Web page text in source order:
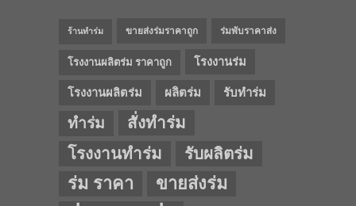
ร้านทำร่ม ขายส่งร่มราคาถูก ร่มพับราคาส่ง
โรงงานผลิตร่ม ราคาถูก โรงงานร่ม
โรงงานผลิตร่ม ผลิตร่ม รับทำร่ม
ทำร่ม
สั่งทำร่ม
โรงงานทำร่ม
รับผลิตร่ม
ร่ม ราคา ขายส่งร่ม